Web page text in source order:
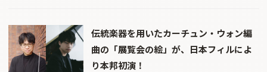
伝統楽器を用いたカーチュン・ウォン編
曲の「展覧会の絵」が、日本フィルによ
り本邦初演！